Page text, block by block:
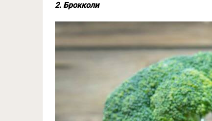
2. Брокколи